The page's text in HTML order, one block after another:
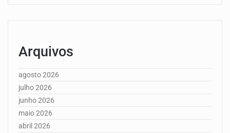
Arquivos
agosto 2026
julho 2026
junho 2026
maio 2026
abril 2026